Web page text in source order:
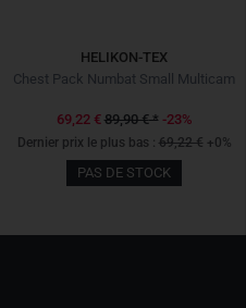
HELIKON-TEX
Chest Pack Numbat Small Multicam
69,22 € 89,90 €* -23%
Dernier prix le plus bas : 69,22 € +0%
PAS DE STOCK